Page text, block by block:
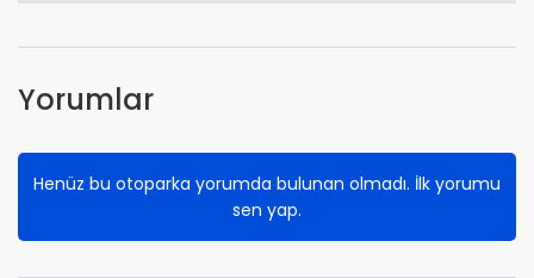
Yorumlar
Henüz bu otoparka yorumda bulunan olmadı. İlk yorumu
sen yap.